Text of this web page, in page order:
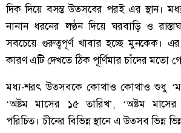
দিক দিয়ে বসন্ত উত্সবের পরই এর স্থান।
নানান ধরনের লণ্ঠন দিয়ে ঘরবাড়ি ও
সবচেয়ে গুরুত্বপূর্ণ খাবার হচ্ছে মুনকেক।
কারণ এটি দেখতে ঠিক পূর্ণিমার চাঁদের মতো
মধ্য-শরৎ উত্সবকে কোথাও কোথাও শুধু
‘অষ্টম মাসের ১৫ তারিখ’, ‘অষ্টম
পরিচিত। চীনের বিভিন্ন স্থানে এ উত্সব ভিন্ন